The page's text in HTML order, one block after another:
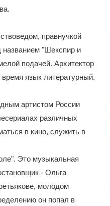
правнучкой
названием "Шекспир и
подачей. Архитектор
время язык литературный.
артистом России
различных
в кино, служить в
Это музыкальная
- Ольга
молодом
он попал в